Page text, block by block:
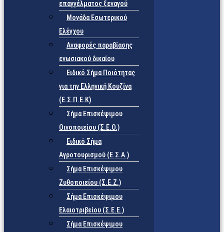
επαγγέλματος ξεναγού
Μονάδα Εσωτερικού
Ελέγχου
Αναφορές παραβίασης
ενωσιακού δικαίου
Ειδικό Σήμα Ποιότητας
για την Ελληνική Κουζίνα
(Ε.Σ.Π.Ε.Κ)
Σήμα Επισκέψιμου
Οινοποιείου (Σ.Ε.Ο.)
Ειδικό Σήμα
Αγροτουρισμού (Ε.Σ.Α.)
Σήμα Επισκέψιμου
Ζυθοποιείου (Σ.Ε.Ζ.)
Σήμα Επισκέψιμου
Ελαιοτριβείου (Σ.Ε.Ε.)
Σήμα Επισκέψιμου